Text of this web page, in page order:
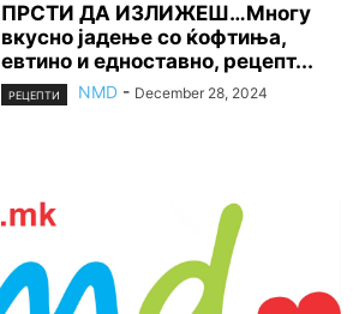
ПРСТИ ДА ИЗЛИЖЕШ…Многу
вкусно јадење со ќофтиња,
евтино и едноставно, рецепт...
РЕЦЕПТИ NMD - December 28, 2024